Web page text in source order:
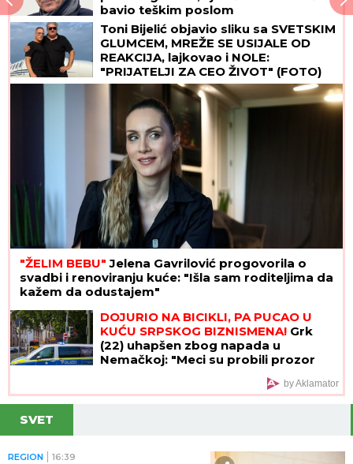
bavio teškim poslom
Toni Bijelić objavio sliku sa SVETSKIM
GLUMCEM, MREŽE SE USIJALE OD
REAKCIJA, lajkovao i NOLE:
"PRIJATELJI ZA CEO ŽIVOT" (FOTO)
"ŽELIM BEBU" Jelena Gavrilović progovorila o
svadbi i renoviranju kuće: "Išla sam roditeljima da
kažem da odustajem"
DOJURIO NA BICIKLI, PA PUCAO U
KUĆU SRPSKOG BIZNISMENA! Grk
(22) uhapšen zbog napada u
Nemačkoj: "Meci su probili prozor
by Aklamator
SVET
REGION 16:39